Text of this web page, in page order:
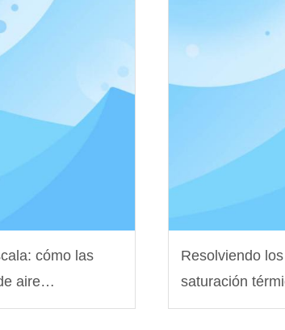
cómo las
aire
los
Resolviendo
saturación
potencia para